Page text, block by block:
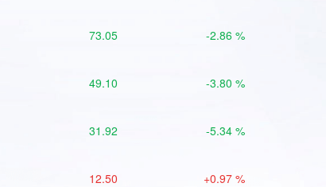
73.05 -2.86 %
49.10 -3.80 %
31.92 -5.34 %
12.50 +0.97 %